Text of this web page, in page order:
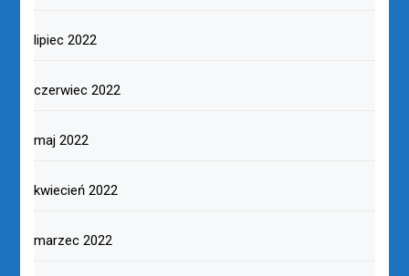
lipiec 2022
czerwiec 2022
maj 2022
kwiecień 2022
marzec 2022